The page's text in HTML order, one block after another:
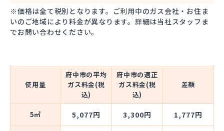
※価格は全て税別となります。ご利用中のガス会社・お住ま
いのご地域により料金が異なります。詳細は当社スタッフま
でお問い合わせください。
使用量
府中市の平均
ガス料金(税
込)
府中市の適正
ガス料金(税
込)
差額
5㎥ 5,077円 3,300円 1,777円